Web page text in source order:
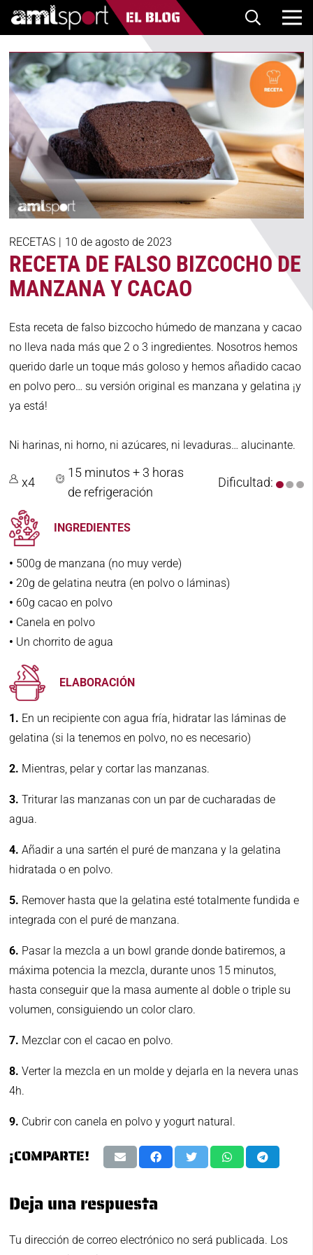
RECETAS | 10 de agosto de 2023
RECETA DE FALSO BIZCOCHO DE
MANZANA Y CACAO
Esta receta de falso bizcocho húmedo de manzana y cacao
no lleva nada más que 2 o 3 ingredientes. Nosotros hemos
querido darle un toque más goloso y hemos añadido cacao
en polvo pero… su versión original es manzana y gelatina ¡y
ya está!
Ni harinas, ni horno, ni azúcares, ni levaduras… alucinante.
x4
15 minutos + 3 horas
de refrigeración
Dificultad:
INGREDIENTES
• 500g de manzana (no muy verde)
• 20g de gelatina neutra (en polvo o láminas)
• 60g cacao en polvo
• Canela en polvo
• Un chorrito de agua
ELABORACIÓN
1. En un recipiente con agua fría, hidratar las láminas de
gelatina (si la tenemos en polvo, no es necesario)
2. Mientras, pelar y cortar las manzanas.
3.Triturar las manzanas con un par de cucharadas de
agua.
4.Añadir a una sartén el puré de manzana y la gelatina
hidratada o en polvo.
5. Remover hasta que la gelatina esté totalmente fundida e
integrada con el puré de manzana.
6. Pasar la mezcla a un bowl grande donde batiremos, a
máxima potencia la mezcla, durante unos 15 minutos,
hasta conseguir que la masa aumente al doble o triple su
volumen, consiguiendo un color claro.
7. Mezclar con el cacao en polvo.
8.Verter la mezcla en un molde y dejarla en la nevera unas
4h.
9. Cubrir con canela en polvo y yogurt natural.
¡COMPARTE!
Deja una respuesta
Tu dirección de correo electrónico no será publicada. Los